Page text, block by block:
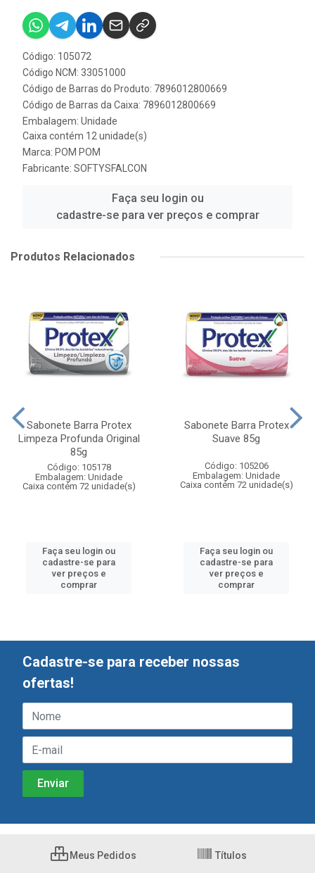
Código: 105072
Código NCM: 33051000
Código de Barras do Produto: 7896012800669
Código de Barras da Caixa: 7896012800669
Embalagem: Unidade
Caixa contém 12 unidade(s)
Marca: POM POM
Fabricante: SOFTYSFALCON
Faça seu login ou
cadastre-se para ver preços e comprar
Produtos Relacionados
Sabonete Barra Protex
Limpeza Profunda Original
85g
Código: 105178
Embalagem: Unidade
Caixa contém 72 unidade(s)
Faça seu login ou
cadastre-se para
ver preços e
comprar
Sabonete Barra Protex
Suave 85g
Código: 105206
Embalagem: Unidade
Caixa contém 72 unidade(s)
Faça seu login ou
cadastre-se para
ver preços e
comprar
Cadastre-se para receber nossas
ofertas!
Meus Pedidos Títulos